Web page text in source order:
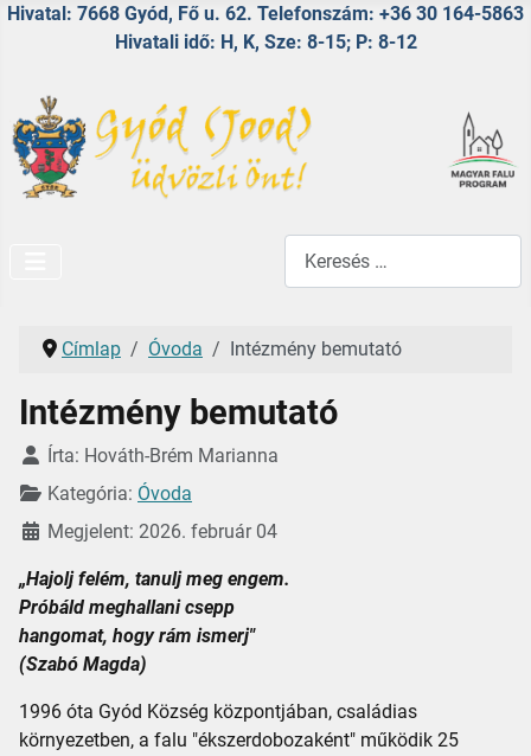
Hivatal: 7668 Gyód, Fő u. 62. Telefonszám: +36 30 164-5863
Hivatali idő: H, K, Sze: 8-15; P: 8-12
Címlap Óvoda Intézmény bemutató
Intézmény bemutató
Részletek
Írta: Hováth-Brém Marianna
Kategória: Óvoda
Megjelent: 2026. február 04
„Hajolj felém, tanulj meg engem.
Próbáld meghallani csepp
hangomat, hogy rám ismerj"
(Szabó Magda)
1996 óta Gyód Község központjában, családias
környezetben, a falu "ékszerdobozaként" működik 25